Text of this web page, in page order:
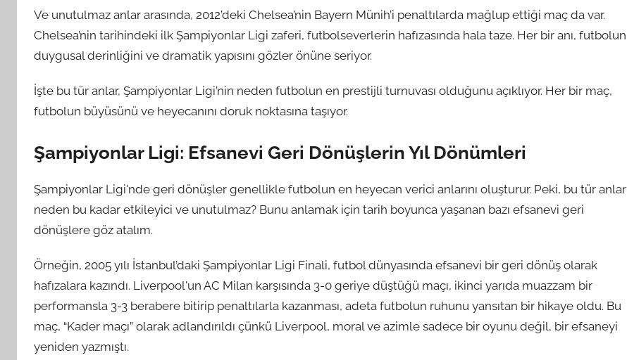
Ve unutulmaz anlar arasında, 2012’deki Chelsea’nin Bayern Münih’i penaltılarda mağlup ettiği maç da var.
Chelsea’nin tarihindeki ilk Şampiyonlar Ligi zaferi, futbolseverlerin hafızasında hala taze. Her bir anı, futbolun
duygusal derinliğini ve dramatik yapısını gözler önüne seriyor.
İşte bu tür anlar, Şampiyonlar Ligi’nin neden futbolun en prestijli turnuvası olduğunu açıklıyor. Her bir maç,
futbolun büyüsünü ve heyecanını doruk noktasına taşıyor.
Şampiyonlar Ligi: Efsanevi Geri Dönüşlerin Yıl Dönümleri
Şampiyonlar Ligi'nde geri dönüşler genellikle futbolun en heyecan verici anlarını oluşturur. Peki, bu tür anlar
neden bu kadar etkileyici ve unutulmaz? Bunu anlamak için tarih boyunca yaşanan bazı efsanevi geri
dönüşlere göz atalım.
Örneğin, 2005 yılı İstanbul’daki Şampiyonlar Ligi Finali, futbol dünyasında efsanevi bir geri dönüş olarak
hafızalara kazındı. Liverpool'un AC Milan karşısında 3-0 geriye düştüğü maçı, ikinci yarıda muazzam bir
performansla 3-3 berabere bitirip penaltılarla kazanması, adeta futbolun ruhunu yansıtan bir hikaye oldu. Bu
maç, “Kader maçı” olarak adlandırıldı çünkü Liverpool, moral ve azimle sadece bir oyunu değil, bir efsaneyi
yeniden yazmıştı.